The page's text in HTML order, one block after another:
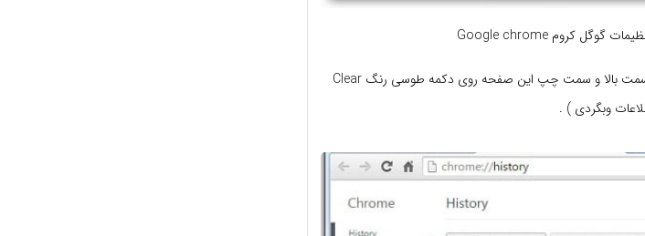
■ حالا یه تب جدید باز شده با عنوان History . در قسمت بالا و سمت چپ این صفحه روی دکمه طوسی رنگ Clear